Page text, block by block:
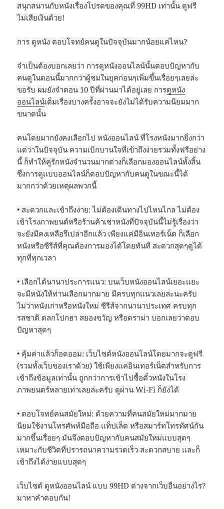
สนุกสนานกับหนังเรื่องโปรดของคุณที่ 99HD เท่านั้น ดูฟรี
ไม่เสียเงินด้วย!
การ ดูหนัง ตอบโจทย์คนดูในปัจจุบันมากน้อยแค่ไหน?
จำเป็นต้องบอกเลยว่า การดูหนังออนไลน์นั้นตอบปัญหากับ
คนดูในตอนนี้มากกว่าผู้ชมในยุคก่อนๆเพิ่มขึ้นเรื่อยๆเลยล่ะ
ขอรับ ผมยังจำตอน 10 ปีที่ผ่านมาได้อยู่เลย การดูหนัง
ออนไลน์เต็มเรื่องบางครั้งอาจจะยังไม่ได้รับความนิยมมาก
ขนาดนั้น
คนโดยมากยังคงเลือกไป หนังออนไลน์ ที่โรงหนังมากยิ่งกว่า
แต่ว่าในปัจจุบัน ความเบิกบานใจที่เข้าถึงง่ายรวมทั้งฟรีอย่าง
นี้ ก็ทำให้คู่รักหนังจำนวนมากต่างก็เลือกมองออนไลน์ทั้งสิ้น
ซึ่งการดูแบบออนไลน์ก็ตอบปัญหากับคนดูในขณะนี้ได้
มากกว่าด้วยเหตุผลพวกนี้
• สะดวกและเข้าถึงง่าย: ไม่ต้องเดินทางไปไหนไกล ไม่ต้อง
เข้าโรงภาพยนต์หรือร้านค้าเช่าหนังที่ปัจจุบันนี้ไม่รู้เรื่องว่า
จะยังมีคงเหลือรึเปล่าอีกแล้ว เพียงแค่มีอินเทอร์เน็ต ก็เลือก
หนังหรือซีรีส์ที่คุณต้องการมองได้โดยทันที สะดวกสุดๆดูได้
ทุกที่ทุกเวลา
• เลือกได้นานาประการแนว: บนเว็บหนังออนไลน์เยอะแยะ
จะมีหนังให้ท่านเลือกมากมาย มีครบทุกแนวเลยล่ะนะครับ
ไม่ว่าหนังเก่าหรือหนังใหม่ ซีรีส์จากนานาประเทศ ครบทุก
รสชาติ ตลกโปกฮา สยองขวัญ หรือดราม่า บอกเลยว่าตอบ
ปัญหาสุดๆ
• คุ้มค่าแล้วก็อดออม: เว็บไซต์หนังออนไลน์โดยมากจะดูฟรี
(รวมทั้งเว็บของเราด้วย) ใช้เพียงแค่อินเทอร์เน็ตสำหรับการ
เข้าถึงข้อมูลเท่านั้น ถูกกว่าการเข้าไปซื้อตั๋วหนังในโรง
ภาพยนตร์หลายเท่าเลยล่ะครับ ดูผ่าน Wi-Fi ก็ยังได้
• ตอบโจทย์คนสมัยใหม่: ด้วยความที่คนสมัยใหม่มากมาย
นิยมใช้งานโทรศัพท์มือถือ แท็ปเล็ต หรือสมาร์ทโทรทัศน์กัน
มากขึ้นเรื่อยๆ มันจึงตอบปัญหากับคนสมัยใหม่แบบสุดๆ
เหมาะกับชีวิตที่ปรารถนาความรวดเร็ว สะดวกสบาย และก็
เข้าถึงได้ง่ายแบบสุดๆ
เว็บไซต์ ดูหนังออนไลน์ แบบ 99HD ต่างจากเว็บอื่นอย่างไร?
มาหาคำตอบกัน!